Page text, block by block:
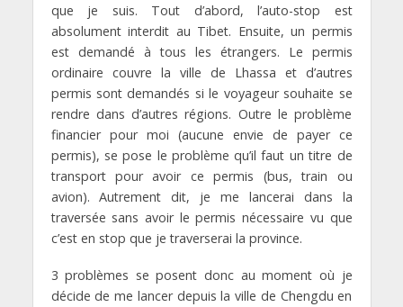
que je suis. Tout d’abord, l’auto-stop est
absolument interdit au Tibet. Ensuite, un permis
est demandé à tous les étrangers. Le permis
ordinaire couvre la ville de Lhassa et d’autres
permis sont demandés si le voyageur souhaite se
rendre dans d’autres régions. Outre le problème
financier pour moi (aucune envie de payer ce
permis), se pose le problème qu’il faut un titre de
transport pour avoir ce permis (bus, train ou
avion). Autrement dit, je me lancerai dans la
traversée sans avoir le permis nécessaire vu que
c’est en stop que je traverserai la province.
3 problèmes se posent donc au moment où je
décide de me lancer depuis la ville de Chengdu en